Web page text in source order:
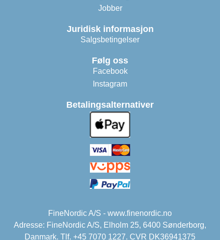
Jobber
Juridisk informasjon
Salgsbetingelser
Følg oss
Facebook
Instagram
Betalingsalternativer
FineNordic A/S - www.finenordic.no
Adresse: FineNordic A/S, Elholm 25, 6400 Sønderborg,
Danmark. Tlf. +45 7070 1227. CVR DK36941375